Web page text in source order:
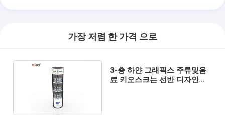
가장 저렴 한 가격 으로
3-층 하얀 그래픽스 주류및음
료 키오스크는 선반 디자인을